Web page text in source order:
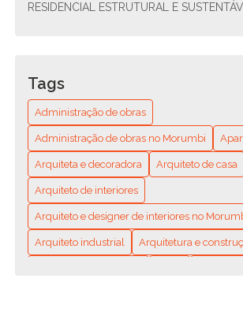
RESIDENCIAL ESTRUTURAL E
COMO ENCONTRAR O ENCANADOR MAIS PRÓXIMO DE
VOCÊ? GUIA COMPLETO PARA RESOLVER
PROBLEMAS HIDRÁULICOS RÁPIDO E
COMO ENCONTRAR O MELHOR ENCANADOR
RESIDENCIAL PERTO DE MIM: DICAS E
COMO ESCOLHER A MELHOR EMPRESA DE REFORMA DE
APARTAMENTO
COMO ESCOLHER A MELHOR EMPRESA DE REFORMA DE
Tags
Administração de obras
Administração de obras no Morumbi
Arquiteta e decoradora Arquiteto de casa
Arquiteto de interiores
Arquiteto e designer de interiores no
Arquiteto industrial Arquitetura e